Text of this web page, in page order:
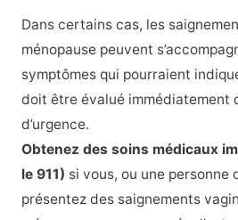
Dans certains cas, les
ménopause peuvent
symptômes qui pourraient
doit être évalué immédiatement
d’urgence.
Obtenez des soins médicaux
le 911) si vous, ou une personne
présentez des saignements